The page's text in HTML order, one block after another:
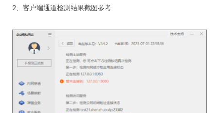
2、客户端通道检测结果截图参考